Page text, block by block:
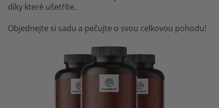
díky které ušetříte.
Objednejte si sadu a pečujte o svou celkovou pohodu!